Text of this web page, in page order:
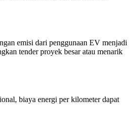
emisi dari penggunaan EV menjadi
tender proyek besar atau menarik
biaya energi per kilometer dapat